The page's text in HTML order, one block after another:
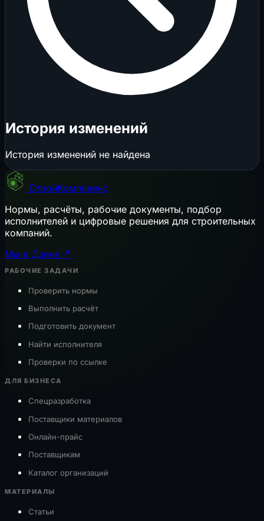
История изменений
История изменений не найдена
СтройКомплаенс
Нормы, расчёты, рабочие документы, подбор
исполнителей и цифровые решения для строительных
компаний.
Мы в Дзене ↗
РАБОЧИЕ ЗАДАЧИ
Проверить нормы
Выполнить расчёт
Подготовить документ
Найти исполнителя
Проверки по ссылке
ДЛЯ БИЗНЕСА
Спецразработка
Поставщики материалов
Онлайн-прайс
Поставщикам
Каталог организаций
МАТЕРИАЛЫ
Статьи